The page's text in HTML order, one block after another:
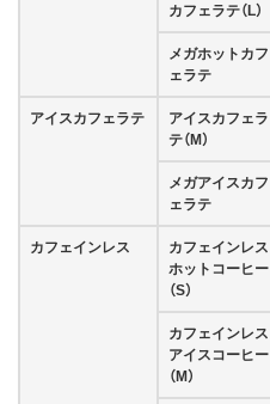
カフェラテ（L）
メガホットカフ
ェラテ
アイスカフェラテ
アイスカフェラ
テ（M）
メガアイスカフ
ェラテ
カフェインレス
カフェインレス
ホットコーヒー
（S）
カフェインレス
アイスコーヒー
（M）